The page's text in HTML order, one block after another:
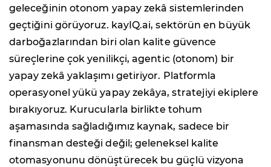
geleceğinin otonom yapay zekâ sistemlerinden
geçtiğini görüyoruz. kayIQ.ai, sektörün en büyük
darboğazlarından biri olan kalite güvence
süreçlerine çok yenilikçi, agentic (otonom) bir
yapay zekâ yaklaşımı getiriyor. Platformla
operasyonel yükü yapay zekâya, stratejiyi ekiplere
bırakıyoruz. Kurucularla birlikte tohum
aşamasında sağladığımız kaynak, sadece bir
finansman desteği değil; geleneksel kalite
otomasyonunu dönüştürecek bu güçlü vizyona